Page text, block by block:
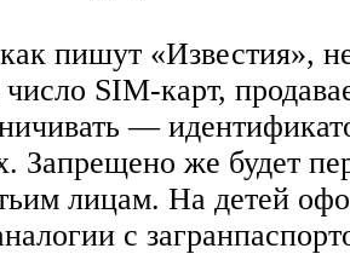
пишут «Известия»,
число SIM-карт,
—
Запрещено же будет
лицам. На детей
с